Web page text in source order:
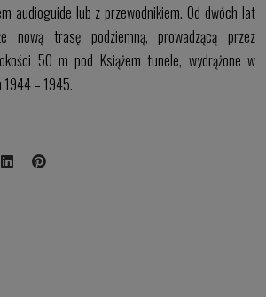
audioguide lub z przewodnikiem. Od dwóch lat
nową trasę podziemną, prowadzącą przez
50 m pod Książem tunele, wydrążone w
1944 – 1945.